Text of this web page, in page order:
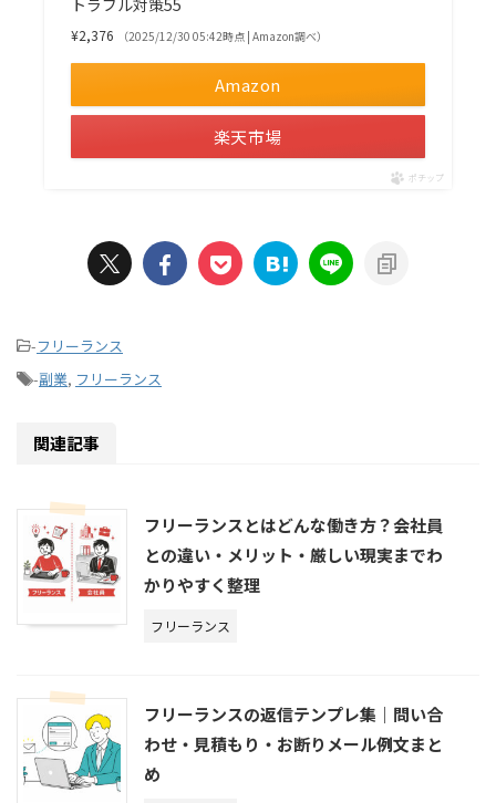
¥2,376 （2025/12/30 05:42時点 | Amazon調べ）
Amazon
楽天市場
ポチップ
-フリーランス
-副業, フリーランス
関連記事
フリーランスとはどんな働き方？会社員
との違い・メリット・厳しい現実までわ
かりやすく整理
フリーランス
フリーランスの返信テンプレ集｜問い合
わせ・見積もり・お断りメール例文まと
め